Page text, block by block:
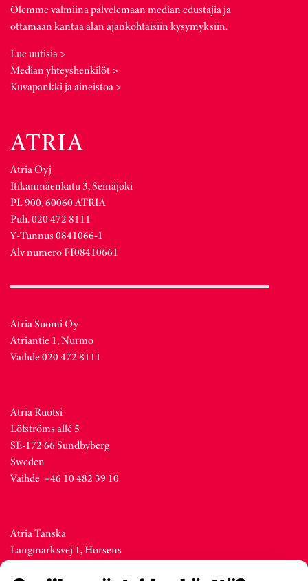
Olemme valmiina palvelemaan median edustajia ja
ottamaan kantaa alan ajankohtaisiin kysymyksiin.
Lue uutisia >
Median yhteyshenkilöt >
Kuvapankki ja aineistoa >
Atria Oyj
Itikanmäenkatu 3, Seinäjoki
PL 900, 60060 ATRIA
Puh. 020 472 8111
Y-Tunnus 0841066-1
Alv numero FI08410661
Atria Suomi Oy
Atriantie 1, Nurmo
Vaihde 020 472 8111
Atria Ruotsi
Löfströms allé 5
SE-172 66 Sundbyberg
Sweden
Vaihde +46 10 482 39 10
Atria Tanska
Langmarksvej 1, Horsens